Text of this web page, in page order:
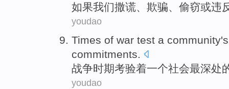
如果我们撒谎 欺骗 偷窃或违
youdao
Times of war test a community
commitments.
战争时期考验着一个社会最深处
youdao